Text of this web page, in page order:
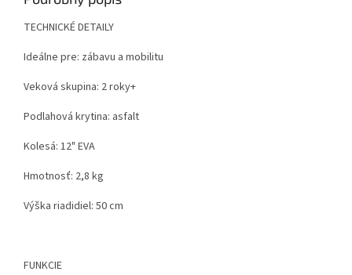
TECHNICKÉ DETAILY
Ideálne pre: zábavu a mobilitu
Veková skupina: 2 roky+
Podlahová krytina: asfalt
Kolesá: 12" EVA
Hmotnosť: 2,8 kg
Výška riadidiel: 50 cm
FUNKCIE